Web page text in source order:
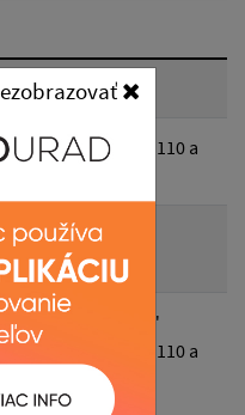
súbor stavieb
a úprava vedení 110 a
súbor stavieb"
a úprava vedení 110 a